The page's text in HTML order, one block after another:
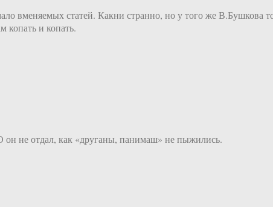
вменяемых статей. Какни странно, но у того же В.Бушкова
копать и копать.
не отдал, как «друганы, панимаш» не пыжились.